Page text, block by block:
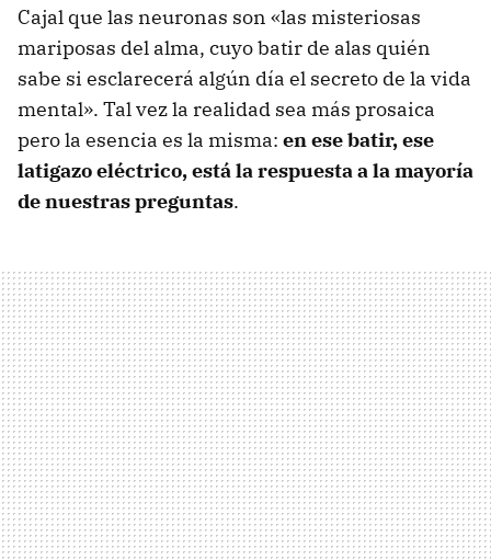
Cajal que las neuronas son «las misteriosas
mariposas del alma, cuyo batir de alas quién
sabe si esclarecerá algún día el secreto de la vida
mental». Tal vez la realidad sea más prosaica
pero la esencia es la misma: en ese batir, ese
latigazo eléctrico, está la respuesta a la mayoría
de nuestras preguntas.